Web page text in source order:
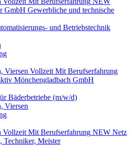
GmbH Gewerbliche und technische
und Betriebstechnik
Viersen Vollzeit Mit Berufserfahrung
Mönchengladbach GmbH
Bäderbetriebe (m/w/d)
Viersen
Vollzeit Mit Berufserfahrung NEW Netz
Techniker, Meister